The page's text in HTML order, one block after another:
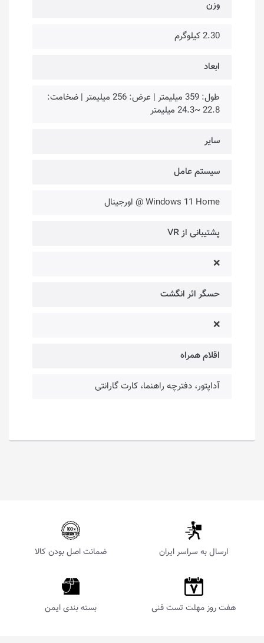
وزن
2.30 کیلوگرم
ابعاد
طول: 359 میلیمتر | عرض: 256 میلیمتر | ضخامت:
22.8 ~24.3 میلیمتر
سایر
سیستم عامل
Windows 11 Home @ اورجینال
پشتیبانی از VR
❌
حسگر اثر انگشت
❌
اقلام همراه
آداپتور، دفترچه راهنما، کارت گارانتی
ارسال به سراسر ایران ضمانت اصل بودن کالا
هفت روز مهلت تست فنی بسته بندی ایمن